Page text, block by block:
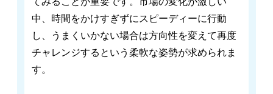
中、時間をかけすぎずにスピーディーに行動
し、うまくいかない場合は方向性を変えて再度
チャレンジするという柔軟な姿勢が求められま
す。